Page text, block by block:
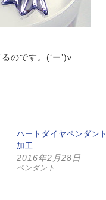
のです。(‘ー’)v
ハートダイヤペンダント
加工
2016年2月28日
ペンダント